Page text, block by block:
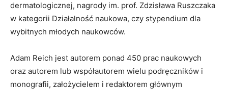
dermatologicznej, nagrody im. prof. Zdzisława Ruszczaka
w kategorii Działalność naukowa, czy stypendium dla
wybitnych młodych naukowców.
Adam Reich jest autorem ponad 450 prac naukowych
oraz autorem lub współautorem wielu podręczników i
monografii, założycielem i redaktorem głównym